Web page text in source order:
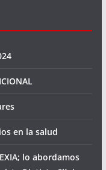
en la salud
lo abordamos